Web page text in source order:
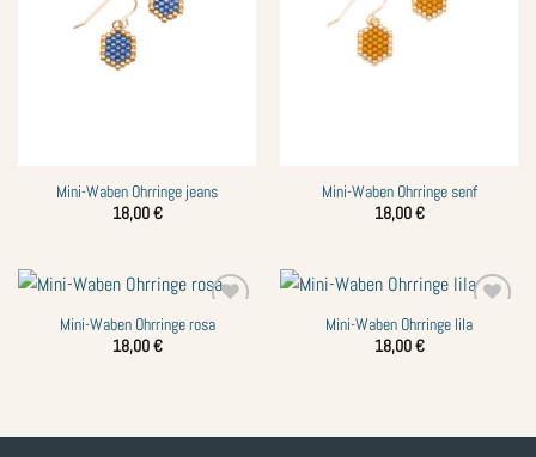
Mini-Waben Ohrringe jeans
18,00€
Mini-Waben Ohrringe senf
18,00€
Zur
Mini-Waben Ohrringe rosa
18,00€
Zur
Mini-Waben Ohrringe lila
18,00€